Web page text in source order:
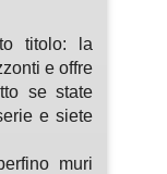
titolo: la
e offre
se state
e siete
muri